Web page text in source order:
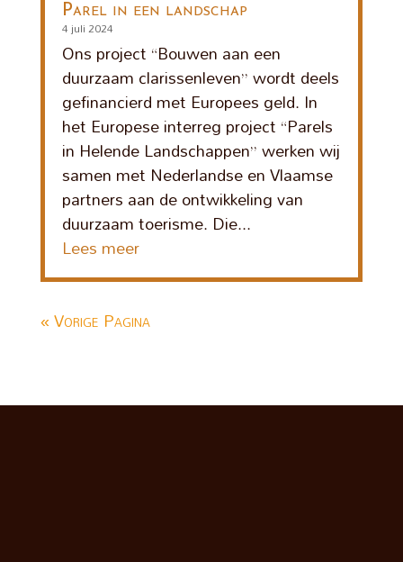
Parel in een landschap
4 juli 2024
Ons project “Bouwen aan een
duurzaam clarissenleven” wordt deels
gefinancierd met Europees geld. In
het Europese interreg project “Parels
in Helende Landschappen” werken wij
samen met Nederlandse en Vlaamse
partners aan de ontwikkeling van
duurzaam toerisme. Die...
Lees meer
« Vorige Pagina